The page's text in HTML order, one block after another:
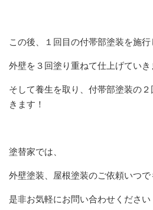
この後、１回目の付帯部塗装を施行
外壁を３回塗り重ねて仕上げていき
そして養生を取り、付帯部塗装の
きます！
塗替家では、
外壁塗装、屋根塗装のご依頼いつ
是非お気軽にお問い合わせください